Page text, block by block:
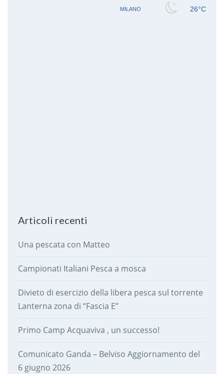
Articoli recenti
Una pescata con Matteo
Campionati Italiani Pesca a mosca
Divieto di esercizio della libera pesca sul torrente
Lanterna zona di “Fascia E”
Primo Camp Acquaviva , un successo!
Comunicato Ganda – Belviso Aggiornamento del
6 giugno 2026